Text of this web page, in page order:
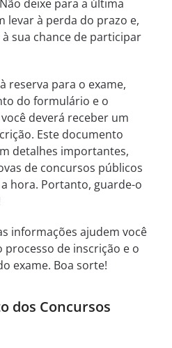
deixe para a última
levar à perda do prazo e,
sua chance de participar
reserva para o exame,
do formulário e o
deverá receber um
Este documento
detalhes importantes,
de concursos públicos
hora. Portanto, guarde-o
informações ajudem você
de inscrição e o
exame. Boa sorte!
dos Concursos